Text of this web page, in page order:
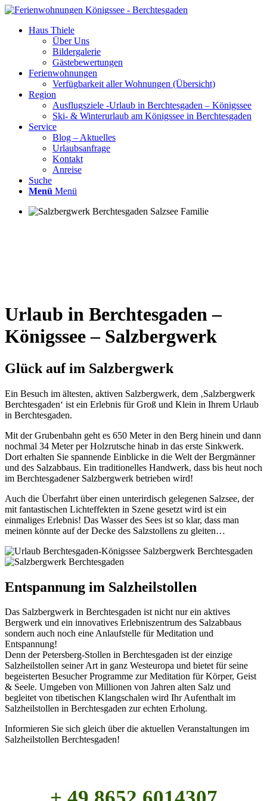
Haus Thiele
Über Uns
Bildergalerie
Gästebewertungen
Ferienwohnungen
Verfügbarkeit aller Wohnungen (Übersicht)
Region
Ausflugsziele -Urlaub in Berchtesgaden – Königssee
Ski- & Winterurlaub am Königssee in Berchtesgaden
Service
Blog – Aktuelles
Urlaubsanfrage
Kontakt
Anreise
Suche
Menü Menü
Urlaub in Berchtesgaden –
Königssee – Salzbergwerk
Glück auf im Salzbergwerk
Ein Besuch im ältesten, aktiven Salzbergwerk, dem ‚Salzbergwerk
Berchtesgaden‘ ist ein Erlebnis für Groß und Klein in Ihrem Urlaub
in Berchtesgaden.
Mit der Grubenbahn geht es 650 Meter in den Berg hinein und dann
nochmal 34 Meter per Holzrutsche hinab in das erste Sinkwerk.
Dort erhalten Sie spannende Einblicke in die Welt der Bergmänner
und des Salzabbaus. Ein traditionelles Handwerk, dass bis heut noch
im Berchtesgadener Salzbergwerk betrieben wird!
Auch die Überfahrt über einen unterirdisch gelegenen Salzsee, der
mit fantastischen Lichteffekten in Szene gesetzt wird ist ein
einmaliges Erlebnis! Das Wasser des Sees ist so klar, dass man
meinen könnte auf der Decke des Salzstollens zu gleiten…
Entspannung im Salzheilstollen
Das Salzbergwerk in Berchtesgaden ist nicht nur ein aktives
Bergwerk und ein innovatives Erlebniszentrum des Salzabbaus
sondern auch noch eine Anlaufstelle für Meditation und
Entspannung!
Denn der Petersberg-Stollen in Berchtesgaden ist der einzige
Salzheilstollen seiner Art in ganz Westeuropa und bietet für seine
begeisterten Besucher Programme zur Meditation für Körper, Geist
& Seele. Umgeben von Millionen von Jahren alten Salz und
begleitet von tibetischen Klangschalen wird Ihr Aufenthalt im
Salzheilstollen in Berchtesgaden zur echten Erholung.
Informieren Sie sich gleich über die aktuellen Veranstaltungen im
Salzheilstollen Berchtesgaden!